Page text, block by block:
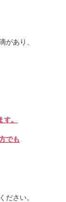
があり、
。
でも
ださい。